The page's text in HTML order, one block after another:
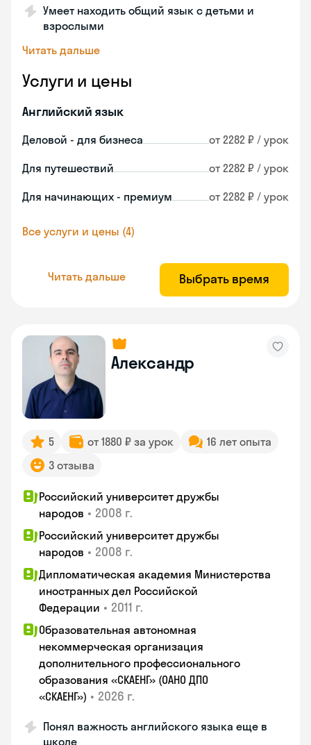
Умеет находить общий язык с детьми и
взрослыми
Читать дальше
Услуги и цены
Английский язык
Деловой - для бизнеса от 2282 ₽ / урок
Для путешествий от 2282 ₽ / урок
Для начинающих - премиум от 2282 ₽ / урок
Все услуги и цены (4)
Читать дальше Выбрать время
Александр
5 от 1880 ₽ за урок
16 лет опыта
3 отзыва
Российский университет дружбы
народов • 2008 г.
Российский университет дружбы
народов • 2008 г.
Дипломатическая академия Министерства
иностранных дел Российской
Федерации • 2011 г.
Образовательная автономная
некоммерческая организация
дополнительного профессионального
образования «СКАЕНГ» (ОАНО ДПО
«СКАЕНГ») • 2026 г.
Понял важность английского языка еще в
школе